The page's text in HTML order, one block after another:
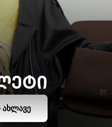
ᲐᲮᲚᲐᲕᲔ